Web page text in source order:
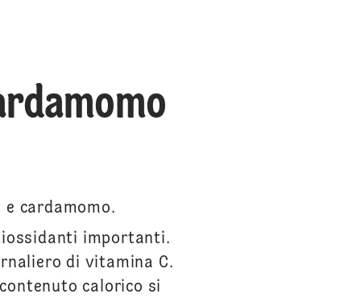
cardamomo.
importanti.
di vitamina C.
calorico si